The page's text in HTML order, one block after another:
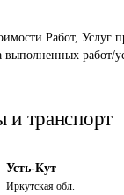
Работ, Услуг
выполненных работ/
транспорт
Усть-Кут
Иркутская обл.